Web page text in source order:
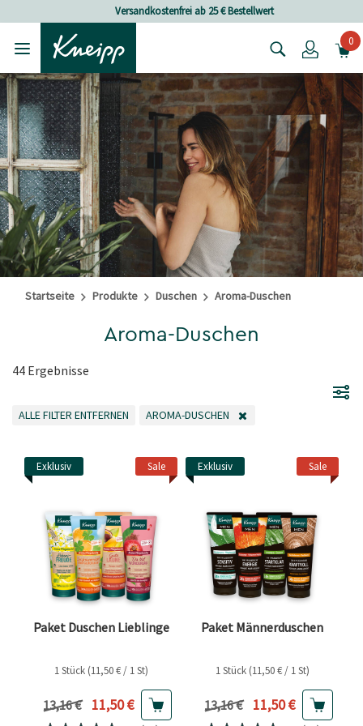
Skip to main content
Skip to footer contentVersandkostenfrei ab 25 € Bestellwert
Login0
Startseite Produkte Duschen Aroma-Duschen
Aroma-Duschen
44 Ergebnisse
ALLE FILTER ENTFERNEN
AROMA-DUSCHEN
Sale
Exklusiv
Paket Duschen Lieblinge
1 Stück (11,50 € / 1 St)
Vorheriger Preis
13,16 € Aktueller Preis
11,50 €
Sale
Exklusiv
Paket Männerduschen
1 Stück (11,50 € / 1 St)
Vorheriger Preis
13,16 € Aktueller Preis
11,50 €